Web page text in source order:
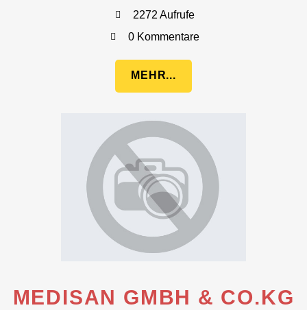
2272 Aufrufe
0 Kommentare
MEHR...
MEDISAN GMBH & CO.KG